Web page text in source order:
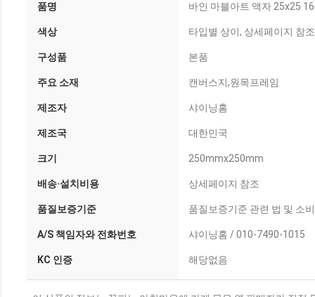
품명 바인 마블아트 액자 25x25
색상 타입별 상이, 상세페이지 참조
구성품 본품
주요 소재 캔버스지,원목프레임
제조자 샤이닝홈
제조국 대한민국
크기 250mmx250mm
배송·설치비용 상세페이지 참조
품질보증기준 품질보증기준 관련 법 및 소
A/S 책임자와 전화번호 샤이닝홈 / 010-7490-1015
KC 인증 해당없음